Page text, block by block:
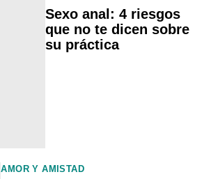
Sexo anal: 4 riesgos
que no te dicen sobre
su práctica
AMOR Y AMISTAD